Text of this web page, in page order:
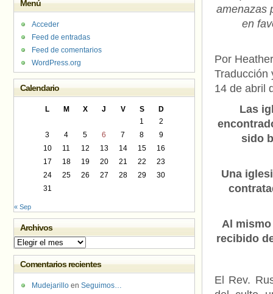
amenazas
en
Por
Traducción
14 de abril
Las
sido
Una
Al
recibido
El Rev.
Menú
Acceder
Feed de entradas
Feed de comentarios
WordPress.org
Calendario
L M X J V S
D
1
2
3
4 5 6 7 8
9
10
11 12 13 14 15
16
17
18 19 20 21 22
23
24
25 26 27 28 29
30
31
« Sep
Archivos
Archivos
Comentarios recientes
Mudejarillo en Seguimos…